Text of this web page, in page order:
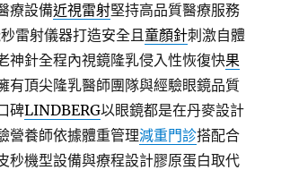
療設備近視雷射堅持高品質醫療服務
雷射儀器打造安全且童顏針刺激自體
神針全程內視鏡隆乳侵入性恢復快果
有頂尖隆乳醫師團隊與經驗眼鏡品質
碑LINDBERG以眼鏡都是在丹麥設計
營養師依據體重管理減重門診搭配合
秒機型設備與療程設計膠原蛋白取代